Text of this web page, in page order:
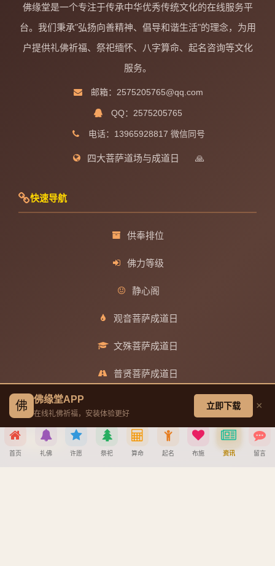
佛缘堂是一个专注于传承中华优秀传统文化的在线服务平
台。我们秉承"弘扬向善精神、倡导和谐生活"的理念，为用
户提供礼佛祈福、祭祀缅怀、八字算命、起名咨询等文化
服务。
邮箱：2575205765@qq.com
QQ：2575205765
电话：13965928817 微信同号
四大菩萨道场与成道日 🙏
快速导航
供奉排位
佛力等级
静心阁
观音菩萨成道日
文殊菩萨成道日
普贤菩萨成道日
帮助中心
佛 佛缘堂APP
在线礼佛祈福，安装体验更好
立即下载 ×
首页 礼佛 许愿 祭祀 算命 起名 布施 资讯 留言